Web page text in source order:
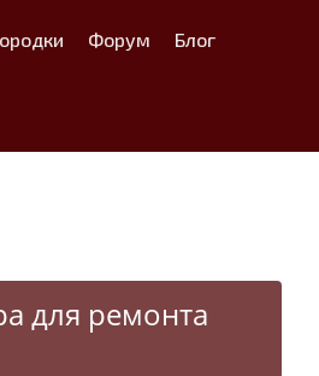
Форум Блог
для ремонта